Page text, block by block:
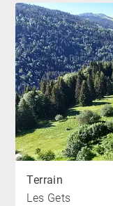
Terrain
Les Gets